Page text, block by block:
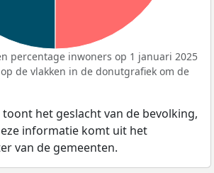
percentage inwoners op 1 januari 2025
de vlakken in de donutgrafiek om de
het geslacht van de bevolking,
informatie komt uit het
van de gemeenten.